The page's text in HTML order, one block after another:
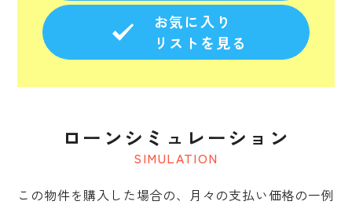
お気に入り
リストを見る
SIMULATION
ローンシミュレーション
この物件を購入した場合の、月々の支払い価格の一例